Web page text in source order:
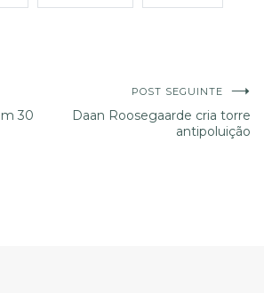
30
POST SEGUINTE
Daan Roosegaarde cria torre
antipoluição